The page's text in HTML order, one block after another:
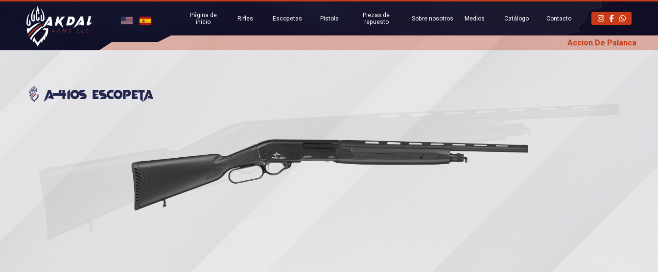
Página de
inicio
Rifles Escopetas Pistola
Piezas de
repuesto
Sobre nosotros Medios Catálogo Contacto
Accion De Palanca
A-410S Escopeta